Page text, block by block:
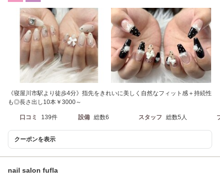
《寝屋川市駅より徒歩4分》指先をきれいに美しく自然なフィット感＋持続性
も◎長さ出し10本￥3000～
口コミ 139件 設備 総数6 スタッフ 総数5人
クーポンを表示
nail salon fufla